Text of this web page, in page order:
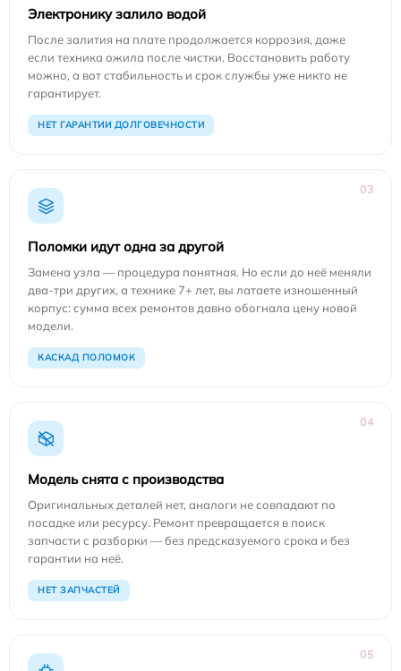
Электронику залило водой
После залития на плате продолжается коррозия, даже
если техника ожила после чистки. Восстановить работу
можно, а вот стабильность и срок службы уже никто не
гарантирует.
НЕТ ГАРАНТИИ ДОЛГОВЕЧНОСТИ
03
Поломки идут одна за другой
Замена узла — процедура понятная. Но если до неё меняли
два-три других, а технике 7+ лет, вы латаете изношенный
корпус: сумма всех ремонтов давно обогнала цену новой
модели.
КАСКАД ПОЛОМОК
04
Модель снята с производства
Оригинальных деталей нет, аналоги не совпадают по
посадке или ресурсу. Ремонт превращается в поиск
запчасти с разборки — без предсказуемого срока и без
гарантии на неё.
НЕТ ЗАПЧАСТЕЙ
05